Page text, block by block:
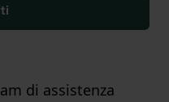
di assistenza